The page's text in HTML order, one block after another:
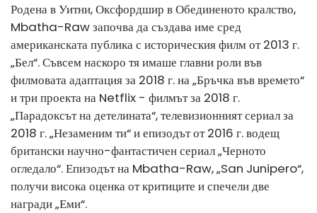
Родена в Уитни, Оксфордшир в Обединеното кралство,
Mbatha-Raw започва да създава име сред
американската публика с историческия филм от 2013 г.
„Бел“. Съвсем наскоро тя имаше главни роли във
филмовата адаптация за 2018 г. на „Бръчка във времето“
и три проекта на Netflix - филмът за 2018 г.
„Парадоксът на детелината“, телевизионният сериал за
2018 г. „Незаменим ти“ и епизодът от 2016 г. водещ
британски научно-фантастичен сериал „Черното
огледало“. Епизодът на Mbatha-Raw, „San Junipero“,
получи висока оценка от критиците и спечели две
награди „Еми“.